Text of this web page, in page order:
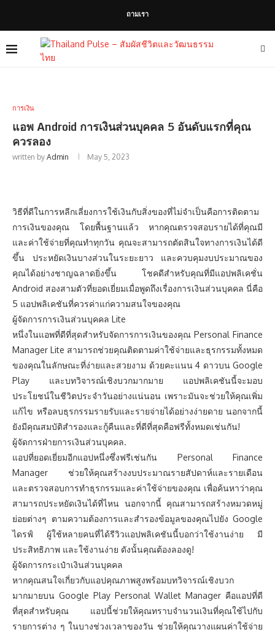
ถามเรา
การเงิน
แอพ Android การเงินส่วนบุคคล 5 อันดับแรกที่คุณ
ควรลอง
written by Admin May 5, 2023
วิธีที่ดีในการหลีกเลี่ยงการใช้เงินกับสิ่งของที่ไม่จำเป็นคือการติดตาม
การเงินของคุณ โดยพื้นฐานแล้ว หากคุณตรวจสอบรายได้ที่คุณมี
และค่าใช้จ่ายที่คุณทำทุกวัน คุณจะสามารถตัดสินใจทางการเงินได้ดี
ขึ้น ประหยัดเงินบางส่วนในระยะยาว และควบคุมงบประมาณของ
คุณได้อย่างชาญฉลาดยิ่งขึ้น โชคดีสำหรับคุณที่มีแอปพลิเคชั่น
Android สองสามตัวที่ยอดเยี่ยมเมื่อพูดถึงเรื่องการเงินส่วนบุคคล นี่คือ
5 แอปพลิเคชันที่ควรค่าแก่ความสนใจของคุณ
ผู้จัดการการเงินส่วนบุคคล Lite
หนึ่งในแอพที่ดีที่สุดสำหรับจัดการการเงินของคุณ Personal Finance
Manager Lite สามารถช่วยคุณติดตามค่าใช้จ่ายและธุรกรรมทั้งหมด
ของคุณในลักษณะที่ง่ายและสวยงาม ด้วยคะแนน 4 ดาวบน Google
Play และบทวิจารณ์เชิงบวกมากมาย แอปพลิเคชันนี้จะมอบ
ประโยชน์ในชีวิตประจำวันอย่างแน่นอน เพราะมันจะช่วยให้คุณเพิ่ม
แก้ไข หรือลบธุรกรรมรายรับและรายจ่ายได้อย่างง่ายดาย นอกจากนี้
ยังมีคุณสมบัติสำรองและกู้คืนและที่ดีที่สุดคือฟรีทั้งหมดเช่นกัน!
ผู้จัดการฝ่ายการเงินส่วนบุคคล.
แอปที่ยอดเยี่ยมอีกแอปหนึ่งซึ่งฟรีเช่นกัน Personal Finance
Manager ช่วยให้คุณสร้างงบประมาณรายสัปดาห์และรายเดือน
และตรวจสอบการทำธุรกรรมและค่าใช้จ่ายของคุณ เพื่อค้นหาว่าคุณ
สามารถประหยัดเงินได้ที่ไหน นอกจากนี้ คุณสามารถสร้างหมวดหมู่
ย่อยต่างๆ ตามความต้องการและสำรองข้อมูลของคุณไปยัง Google
ไดรฟ์ ผู้ใช้หลายคนที่ได้รีวิวแอปพลิเคชันนี้บอกว่าใช้งานง่าย มี
ประสิทธิภาพ และใช้งานง่าย ดังนั้นคุณต้องลองดู!
ผู้จัดการกระเป๋าเงินส่วนบุคคล
หากคุณสนใจเกี่ยวกับแอปคุณภาพสูงพร้อมบทวิจารณ์เชิงบวก
มากมายบน Google Play Personal Wallet Manager คือแอปที่ดี
ที่สุดสำหรับคุณ แอปนี้ช่วยให้คุณทราบจำนวนเงินที่คุณใช้ไปกับ
รายการต่าง ๆ ในบางช่วงเวลาของวัน ช่วยให้คุณวางแผนค่าใช้จ่าย